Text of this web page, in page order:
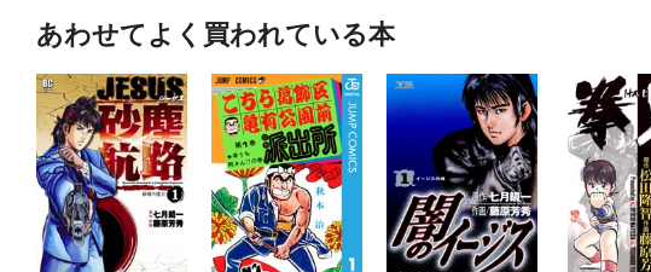
あわせてよく買われている本